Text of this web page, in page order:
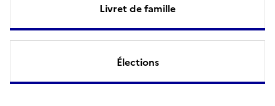
Livret de famille
Élections